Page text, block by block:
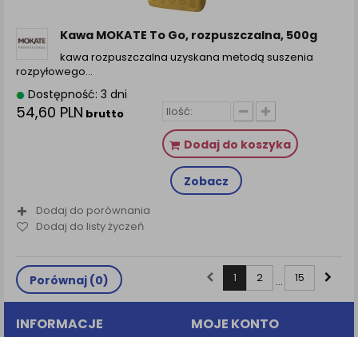
Kawa MOKATE To Go, rozpuszczalna, 500g
kawa rozpuszczalna uzyskana metodą suszenia
rozpyłowego…
Dostępność: 3 dni
54,60 PLN brutto
Dodaj do koszyka
Zobacz
Dodaj do porównania
Dodaj do listy życzeń
Porównaj (0) 1 2 ... 15
INFORMACJE MOJE KONTO